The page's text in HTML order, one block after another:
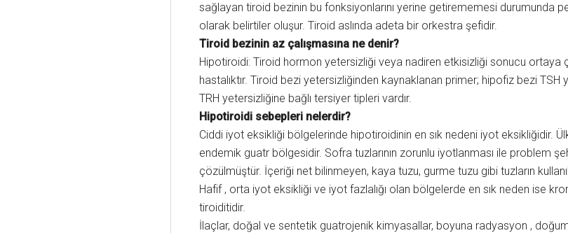
sağlayan tiroid bezinin bu fonksiyonlarını yerine getirememesi durumunda
olarak belirtiler oluşur. Tiroid aslında adeta bir orkestra şefidir.
Tiroid bezinin az çalışmasına ne denir?
Hipotiroidi: Tiroid hormon yetersizliği veya nadiren etkisizliği sonucu ortaya
hastalıktır. Tiroid bezi yetersizliğinden kaynaklanan primer; hipofiz bezi
TRH yetersizliğine bağlı tersiyer tipleri vardır.
Hipotiroidi sebepleri nelerdir?
Ciddi iyot eksikliği bölgelerinde hipotiroidinin en sık nedeni iyot eksikliğidir.
endemik guatr bölgesidir. Sofra tuzlarının zorunlu iyotlanması ile problem
çözülmüştür. İçeriği net bilinmeyen, kaya tuzu, gurme tuzu gibi tuzların
Hafif , orta iyot eksikliği ve iyot fazlalığı olan bölgelerde en sık neden ise
tiroiditidir.
İlaçlar, doğal ve sentetik guatrojenik kimyasallar, boyuna radyasyon ,